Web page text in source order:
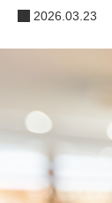
2026.03.23